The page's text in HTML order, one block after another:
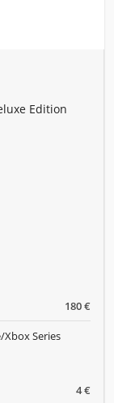
Edition
180 €
4 €
Xbox Series